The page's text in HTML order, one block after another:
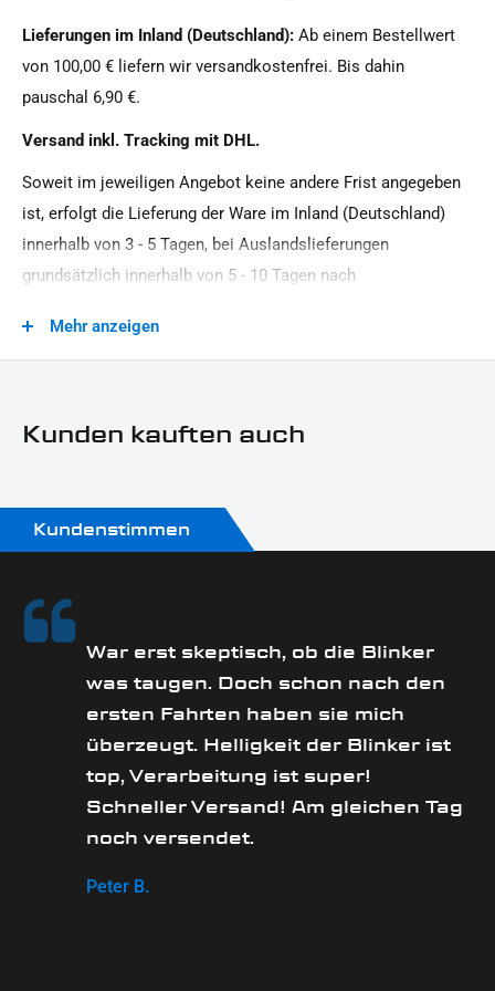
Motorradmarke:
Produkttyp:
Cover
Strassenzulassung:
Lieferungen im Inland (Deutschland): Ab einem Bestellwert
von 100,00 € liefern wir versandkostenfrei. Bis dahin
pauschal 6,90 €.
Versand inkl. Tracking mit DHL.
Soweit im jeweiligen Angebot keine andere Frist angegeben
ist, erfolgt die Lieferung der Ware im Inland (Deutschland)
innerhalb von 3 - 5 Tagen, bei Auslandslieferungen
grundsätzlich innerhalb von 5 - 10 Tagen nach
Zeitpunkt Ihrer Zahlungsanweisung).Beachten Sie, dass an
Mehr anzeigen
Kunden kauften auch
Kundenstimmen
War erst skeptisch, ob die Blinker
was taugen. Doch schon nach den
ersten Fahrten haben sie mich
überzeugt. Helligkeit der Blinker ist
top, Verarbeitung ist super!
Schneller Versand! Am gleichen Tag
noch versendet.
Peter B.